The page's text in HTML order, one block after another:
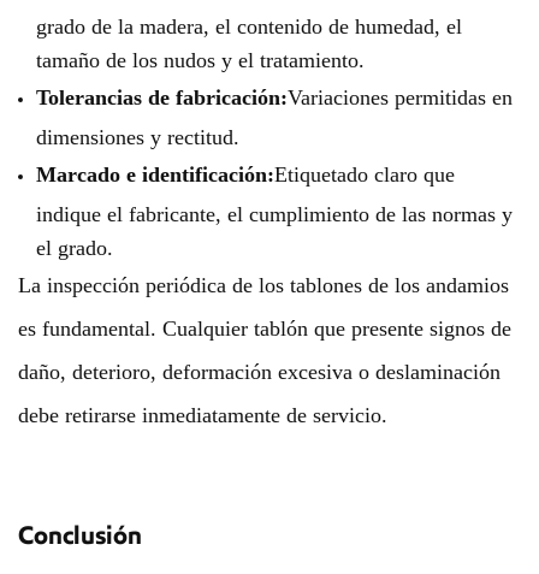
grado de la madera, el contenido de humedad, el
tamaño de los nudos y el tratamiento.
Tolerancias de fabricación:Variaciones permitidas en
dimensiones y rectitud.
Marcado e identificación:Etiquetado claro que
indique el fabricante, el cumplimiento de las normas y
el grado.
La inspección periódica de los tablones de los andamios
es fundamental. Cualquier tablón que presente signos de
daño, deterioro, deformación excesiva o deslaminación
debe retirarse inmediatamente de servicio.
Conclusión